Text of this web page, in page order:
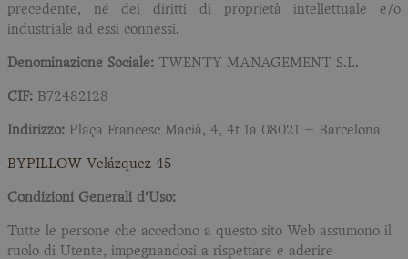
precedente, né dei diritti di proprietà intellettuale e/o
industriale ad essi connessi.
Denominazione Sociale: TWENTY MANAGEMENT S.L.
CIF: B72482128
Indirizzo: Plaça Francesc Macià, 4, 4t 1a 08021 – Barcelona
BYPILLOW Velázquez 45
Condizioni Generali d’Uso:
Tutte le persone che accedono a questo sito Web assumono il
ruolo di Utente, impegnandosi a rispettare e aderire